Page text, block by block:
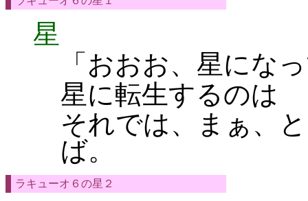
星
「おおお、星にな
星に転生するのは
それでは、まぁ、
ば。
ラキューオ６の星２